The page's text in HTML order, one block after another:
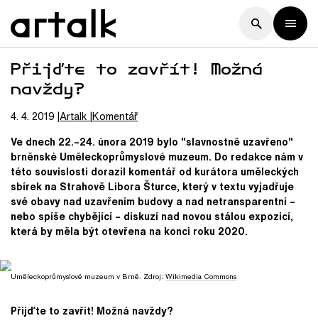
Přijďte to zavřít! Možná
navždy?
4. 4. 2019 Artalk Komentář
Ve dnech 22.–24. února 2019 bylo "slavnostně uzavřeno"
brněnské Uměleckoprůmyslové muzeum. Do redakce nám v
této souvislosti dorazil komentář od kurátora uměleckých
sbírek na Strahově Libora Šturce, který v textu vyjadřuje
své obavy nad uzavřením budovy a nad netransparentní –
nebo spíše chybějící – diskuzí nad novou stálou expozicí,
která by měla být otevřena na konci roku 2020.
Uměleckoprůmyslové muzeum v Brně. Zdroj: Wikimedia Commons
Přijďte to zavřít! Možná navždy?